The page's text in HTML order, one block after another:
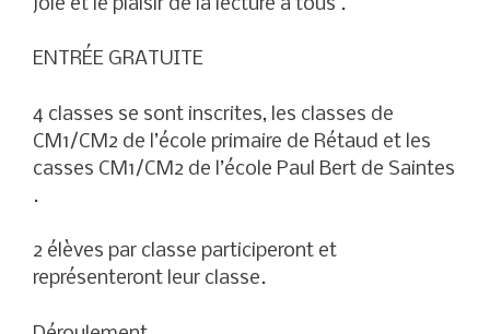
joie et le plaisir de la lecture à tous .
ENTRÉE GRATUITE
4 classes se sont inscrites, les classes de
CM1/CM2 de l’école primaire de Rétaud et les
casses CM1/CM2 de l’école Paul Bert de Saintes
.
2 élèves par classe participeront et
représenteront leur classe.